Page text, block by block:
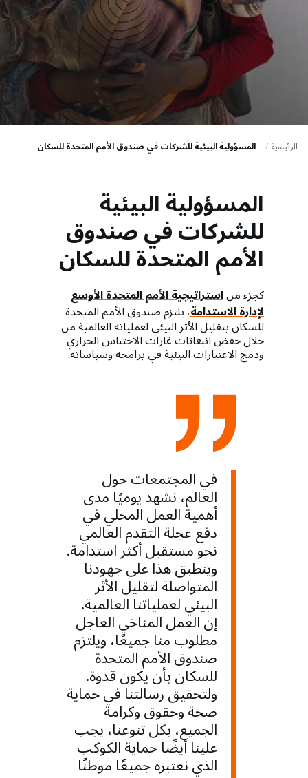
الرئيسية المسؤولية البيئية للشركات في صندوق الأمم المتحدة للسكان
المسؤولية البيئية
للشركات في صندوق
الأمم المتحدة للسكان
كجزء مناستراتيجية الأمم المتحدة الأوسع
لإدارة الاستدامة، يلتزم صندوق الأمم المتحدة
للسكان بتقليل الأثر البيئي لعملياته العالمية من
خلال خفض انبعاثات غازات الاحتباس الحراري
ودمج الاعتبارات البيئية في برامجه وسياساته.
في المجتمعات حول
العالم، نشهد يوميًا مدى
أهمية العمل المحلي في
دفع عجلة التقدم العالمي
نحو مستقبل أكثر استدامة.
وينطبق هذا على جهودنا
المتواصلة لتقليل الأثر
البيئي لعملياتنا العالمية.
إن العمل المناخي العاجل
مطلوب منا جميعًا، ويلتزم
صندوق الأمم المتحدة
للسكان بأن يكون قدوة.
ولتحقيق رسالتنا في حماية
صحة وحقوق وكرامة
الجميع، بكل تنوعنا، يجب
علينا أيضًا حماية الكوكب
الذي نعتبره جميعًا موطنًا